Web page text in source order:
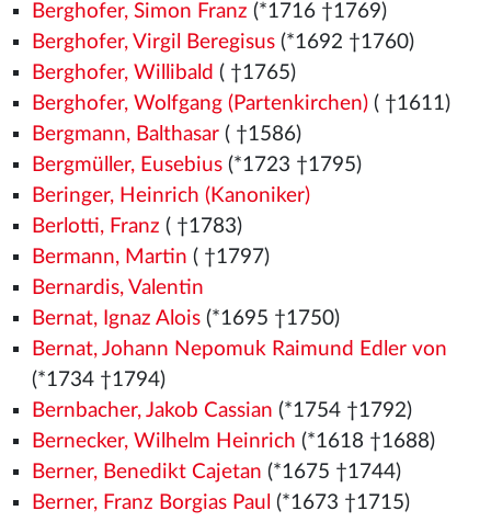
Berghofer, Simon Franz (*1716 †1769)
Berghofer, Virgil Beregisus(*1692 †1760)
Berghofer, Willibald ( †1765)
Berghofer, Wolfgang (Partenkirchen)( †1611)
Bergmann, Balthasar( †1586)
Bergmüller, Eusebius(*1723 †1795)
Beringer, Heinrich (Kanoniker)
Berlotti, Franz ( †1783)
Bermann, Martin ( †1797)
Bernardis, Valentin
Bernat, Ignaz Alois(*1695 †1750)
Bernat, Johann Nepomuk Raimund Edler von
(*1734 †1794)
Bernbacher, Jakob Cassian (*1754 †1792)
Bernecker, Wilhelm Heinrich (*1618 †1688)
Berner, Benedikt Cajetan (*1675 †1744)
Berner, Franz Borgias Paul (*1673 †1715)